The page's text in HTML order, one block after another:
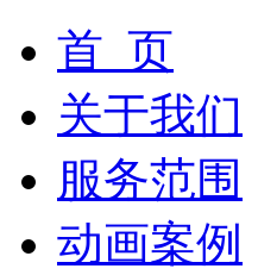
首 页
关于我们
服务范围
动画案例